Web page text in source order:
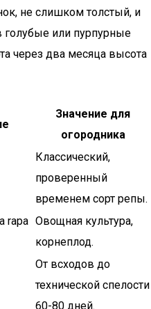
не слишком толстый, и
или пурпурные
через два месяца высота
Значение для
огородника
Классический,
проверенный
временем сорт репы.
rapa Овощная культура,
корнеплод.
От всходов до
технической спелости
60-80 дней.